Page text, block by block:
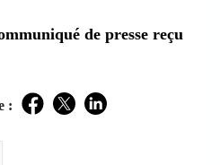
de presse reçu
: Facebook
TwitterLinkedIn